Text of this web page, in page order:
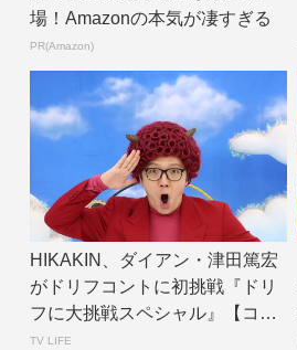
場！Amazonの本気が凄すぎる
PR(Amazon)
HIKAKIN、ダイアン・津田篤宏
がドリフコントに初挑戦『ドリ
フに大挑戦スペシャル』【コメ
ントあり】...
TV LIFE